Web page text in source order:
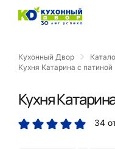
Кухонный Двор
Кухня Катарина с патиной
Кухня
34